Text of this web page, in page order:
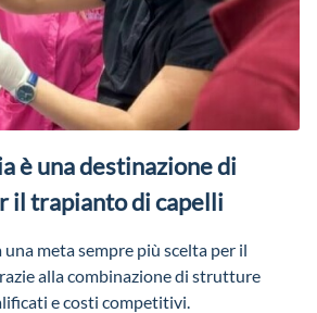
è una destinazione di
il trapianto di capelli
meta sempre più scelta per il
alla combinazione di strutture
e costi competitivi.